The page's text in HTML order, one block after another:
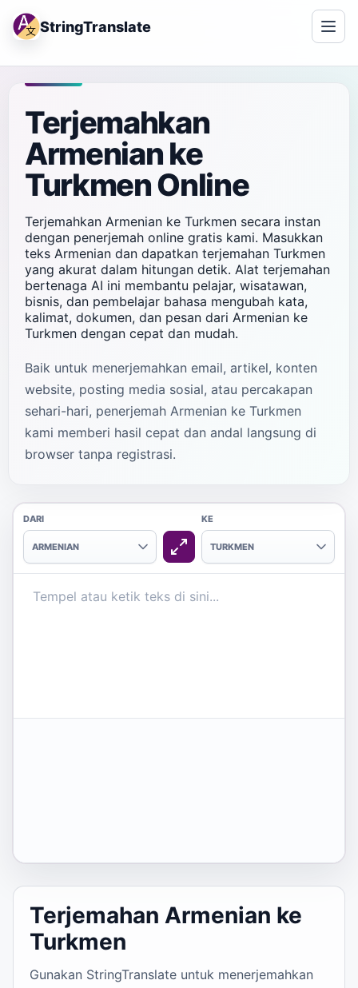
StringTranslate
Terjemahkan
Armenian ke
Turkmen Online
Terjemahkan Armenian ke Turkmen secara instan
dengan penerjemah online gratis kami. Masukkan
teks Armenian dan dapatkan terjemahan Turkmen
yang akurat dalam hitungan detik. Alat terjemahan
bertenaga AI ini membantu pelajar, wisatawan,
bisnis, dan pembelajar bahasa mengubah kata,
kalimat, dokumen, dan pesan dari Armenian ke
Turkmen dengan cepat dan mudah.
Baik untuk menerjemahkan email, artikel, konten
website, posting media sosial, atau percakapan
sehari-hari, penerjemah Armenian ke Turkmen
kami memberi hasil cepat dan andal langsung di
browser tanpa registrasi.
DARI
ARMENIAN
KE
TURKMEN
Terjemahan Armenian ke
Turkmen
Gunakan StringTranslate untuk menerjemahkan